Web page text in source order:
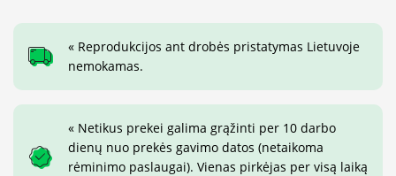
« Reprodukcijos ant drobės pristatymas Lietuvoje
nemokamas.
« Netikus prekei galima grąžinti per 10 darbo
dienų nuo prekės gavimo datos (netaikoma
rėminimo paslaugai). Vienas pirkėjas per visą laiką